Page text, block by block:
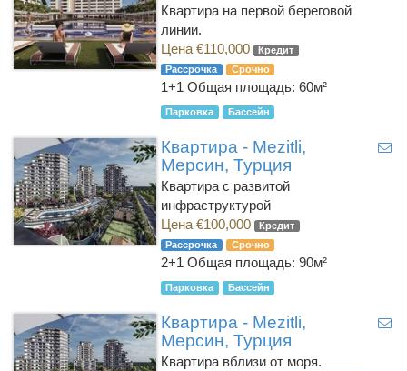
Квартира на первой береговой
линии.
Цена €110,000
Кредит
Рассрочка
Срочно
1+1 Общая площадь: 60м²
Парковка Бассейн
Квартира - Mezitli,
Мерсин, Турция
Квартира с развитой
инфраструктурой
Цена €100,000
Кредит
Рассрочка
Срочно
2+1 Общая площадь: 90м²
Парковка Бассейн
Квартира - Mezitli,
Мерсин, Турция
Квартира вблизи от моря.